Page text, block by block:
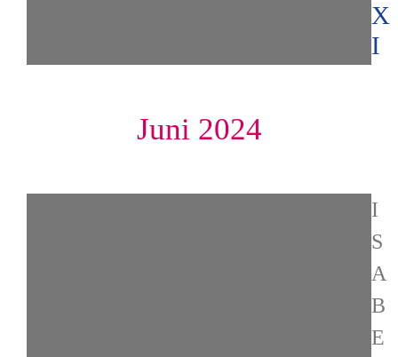
X
I
Juni 2024
I
S
A
B
E